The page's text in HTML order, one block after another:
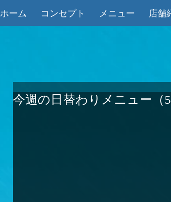
ホーム コンセプト メニュー 店舗
今週の日替わりメニュー（5/